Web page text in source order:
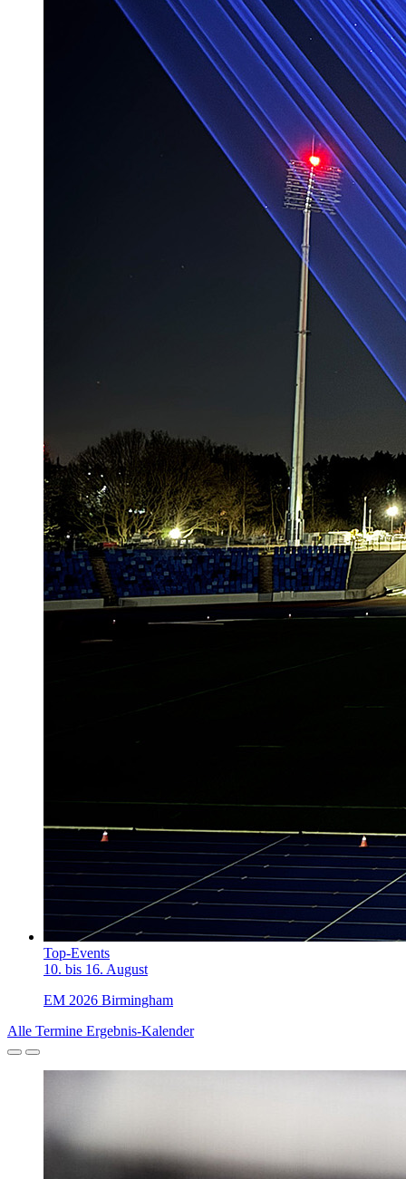
Top-Events
10. bis 16. August
EM 2026 Birmingham
Alle Termine Ergebnis-Kalender